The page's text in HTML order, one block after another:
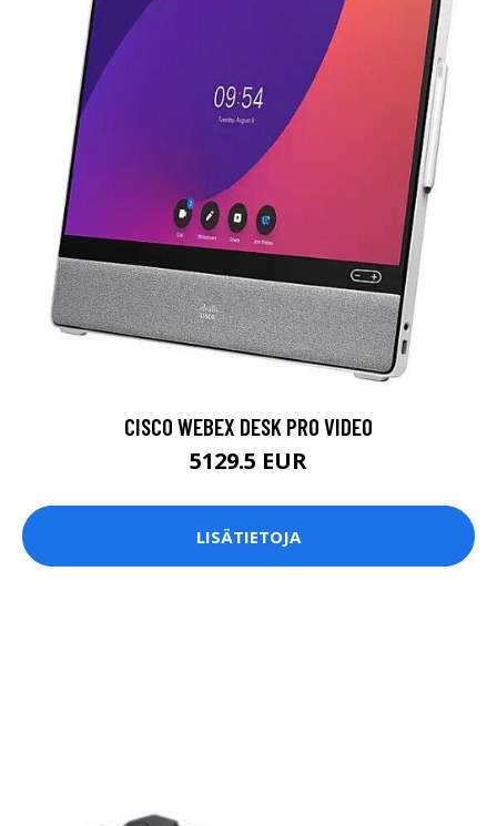
CISCO WEBEX DESK PRO VIDEO
5129.5 EUR
LISÄTIETOJA